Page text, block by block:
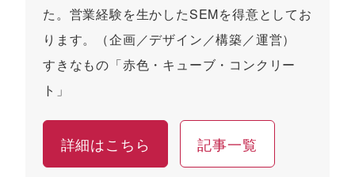
た。営業経験を生かしたSEMを得意としてお
ります。（企画／デザイン／構築／運営）
すきなもの「赤色・キューブ・コンクリー
ト」
詳細はこちら 記事一覧